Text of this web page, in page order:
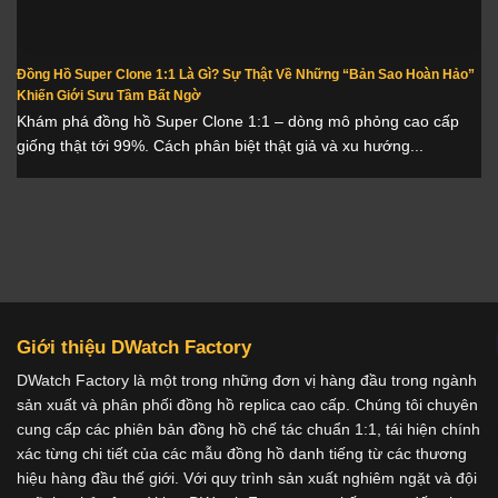
Đồng Hồ Super Clone 1:1 Là Gì? Sự Thật Về Những “Bản Sao Hoàn Hảo”
Khiến Giới Sưu Tầm Bất Ngờ
Khám phá đồng hồ Super Clone 1:1 – dòng mô phỏng cao cấp
giống thật tới 99%. Cách phân biệt thật giả và xu hướng...
Giới thiệu DWatch Factory
DWatch Factory là một trong những đơn vị hàng đầu trong ngành
sản xuất và phân phối đồng hồ replica cao cấp. Chúng tôi chuyên
cung cấp các phiên bản đồng hồ chế tác chuẩn 1:1, tái hiện chính
xác từng chi tiết của các mẫu đồng hồ danh tiếng từ các thương
hiệu hàng đầu thế giới. Với quy trình sản xuất nghiêm ngặt và đội